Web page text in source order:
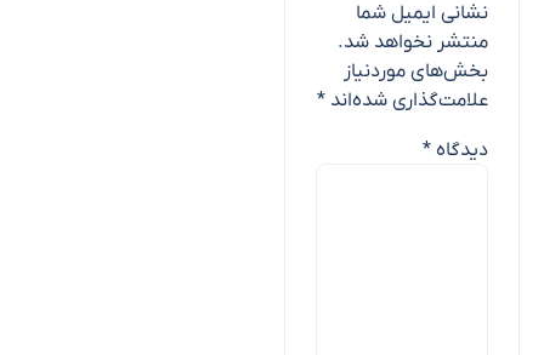
نشانی ایمیل شما
منتشر نخواهد شد.
بخش‌های موردنیاز
علامت‌گذاری شده‌اند *
دیدگاه *